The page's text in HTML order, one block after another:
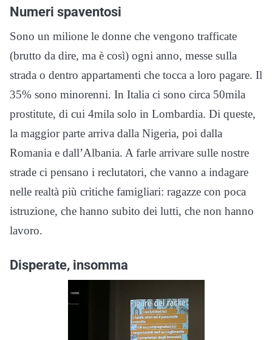
Numeri spaventosi
Sono un milione le donne che vengono trafficate
(brutto da dire, ma è così) ogni anno, messe sulla
strada o dentro appartamenti che tocca a loro pagare. Il
35% sono minorenni. In Italia ci sono circa 50mila
prostitute, di cui 4mila solo in Lombardia. Di queste,
la maggior parte arriva dalla Nigeria, poi dalla
Romania e dall’Albania. A farle arrivare sulle nostre
strade ci pensano i reclutatori, che vanno a indagare
nelle realtà più critiche famigliari: ragazze con poca
istruzione, che hanno subito dei lutti, che non hanno
lavoro.
Disperate, insomma